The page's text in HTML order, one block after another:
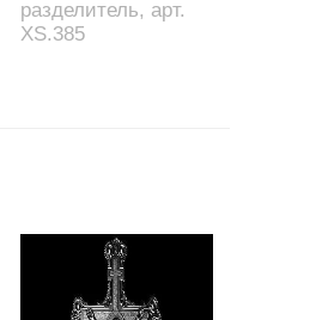
разделитель, арт.
XS.385